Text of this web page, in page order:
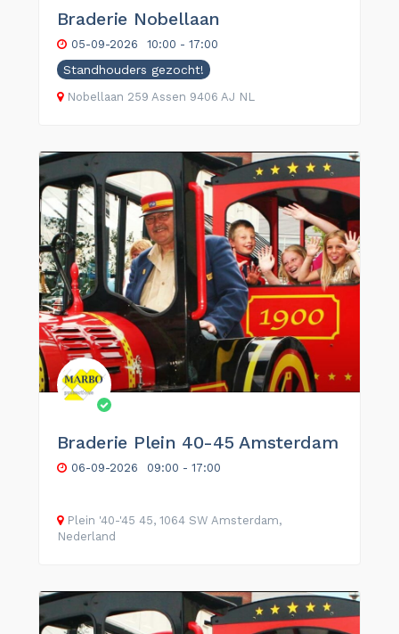
Braderie Nobellaan
05-09-2026 10:00 - 17:00
Standhouders gezocht!
Nobellaan 259 Assen 9406 AJ NL
Braderie Plein 40-45 Amsterdam
06-09-2026 09:00 - 17:00
Plein '40-'45 45, 1064 SW Amsterdam,
Nederland